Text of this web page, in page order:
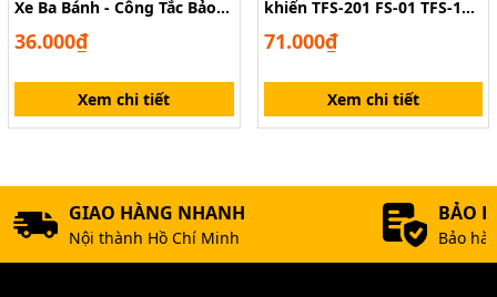
Xe Ba Bánh - Công Tắc Bảo
36.000₫
Xem chi tiết
khiển TFS-201 FS-01 TFS-1
71.000₫
Xem chi tiết
GIAO HÀNG NHANH
Nội thành Hồ Chí Minh
BẢO
Bảo